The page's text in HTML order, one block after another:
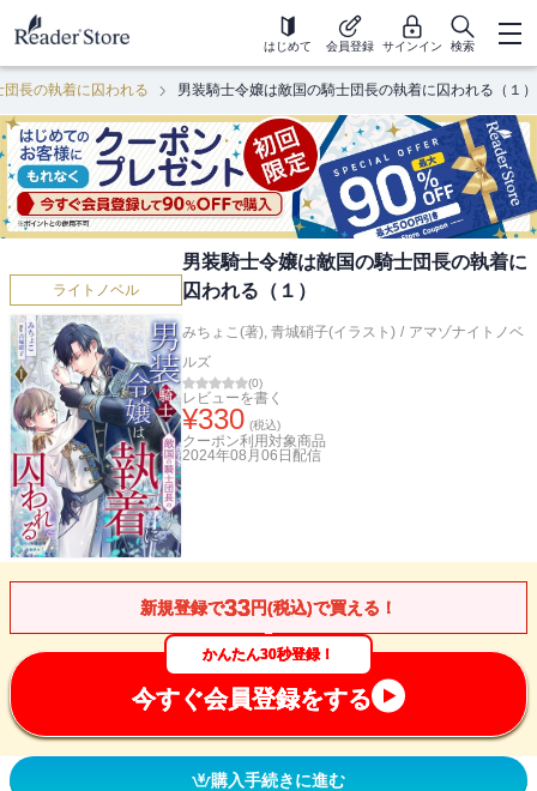
はじめて 会員登録 サインイン 検索
長の執着に囚われる 男装騎士令嬢は敵国の騎士団長の執着に囚われる（１）
ライトノベル
男装騎士令嬢は敵国の騎士団長の執着に
囚われる（１）
みちょこ(著), 青城硝子(イラスト) / アマゾナイトノベ
ルズ
(0)
レビューを書く
¥330 (税込)
クーポン利用対象商品
2024年08月06日 配信
新規登録で33円(税込)で買える！
かんたん30秒登録！
今すぐ会員登録をする
購入手続きに進む